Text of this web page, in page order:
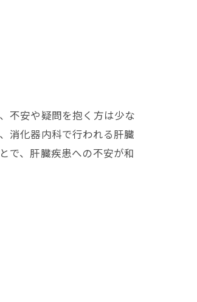
不安や疑問を抱く方は少な
消化器内科で行われる肝臓
で、肝臓疾患への不安が和